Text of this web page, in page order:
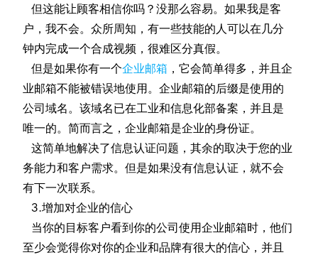
但这能让顾客相信你吗？没那么容易。如果我是客
户，我不会。众所周知，有一些技能的人可以在几分
钟内完成一个合成视频，很难区分真假。
但是如果你有一个企业邮箱 ，它会简单得多，并且企
业邮箱不能被错误地使用。企业邮箱的后缀是使用的
公司域名。该域名已在工业和信息化部备案，并且是
唯一的。简而言之，企业邮箱是企业的身份证。
这简单地解决了信息认证问题，其余的取决于您的业
务能力和客户需求。但是如果没有信息认证，就不会
有下一次联系。
3.增加对企业的信心
当你的目标客户看到你的公司使用企业邮箱时，他们
至少会觉得你对你的企业和品牌有很大的信心，并且